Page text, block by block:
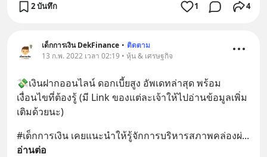
2 บันทึก 1 4
เด็กการเงิน DekFinance • ติดตาม
13 ก.พ. 2022 เวลา 02:19 • หุ้น & เศรษฐกิจ
💸เงินฝากออนไลน์ ดอกเบี้ยสูง อัพเดทล่าสุด พร้อม
เงื่อนไขที่ต้องรู้ (มี Link ของแต่ละเจ้าให้ไปอ่านข้อมูลเพิ่ม
เติมด้วยนะ)
#เด็กการเงิน เคยแนะนำให้รู้จักการบริหารสภาพคล่องผ่
อ่านต่อ